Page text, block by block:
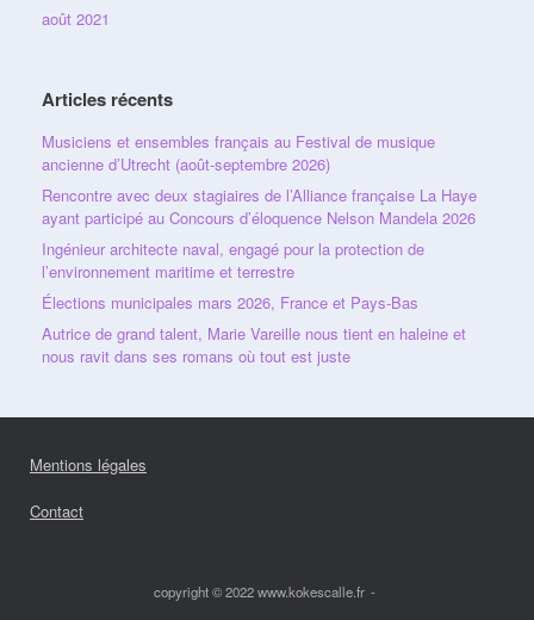
août 2021
Articles récents
Musiciens et ensembles français au Festival de musique
ancienne d’Utrecht (août-septembre 2026)
Rencontre avec deux stagiaires de l’Alliance française La Haye
ayant participé au Concours d’éloquence Nelson Mandela 2026
Ingénieur architecte naval, engagé pour la protection de
l’environnement maritime et terrestre
Élections municipales mars 2026, France et Pays-Bas
Autrice de grand talent, Marie Vareille nous tient en haleine et
nous ravit dans ses romans où tout est juste
Mentions légales
Contact
copyright © 2022 www.kokescalle.fr